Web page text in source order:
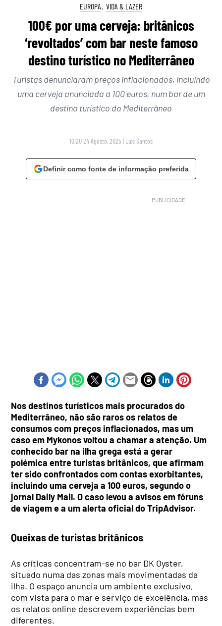
EUROPA , VIDA & LAZER
100€ por uma cerveja: britânicos
‘revoltados’ com bar neste famoso
destino turístico no Mediterrâneo
Turistas denunciaram preços inflacionados, incluindo
uma cerveja anunciada a 100 euros, num bar de um
destino turístico do Mediterrâneo
10:20 24 Agosto, 2025 | Luís Santos
Definir como fonte de informação preferida
Nos destinos turísticos mais procurados do
Mediterrâneo, não são raros os relatos de
consumos com preços inflacionados, mas um
caso em Mykonos voltou a chamar a atenção. Um
conhecido bar na ilha grega está a gerar
polémica entre turistas britânicos, que afirmam
ter sido confrontados com contas exorbitantes,
incluindo uma cerveja a 100 euros, segundo o
jornal Daily Mail. O caso levou a avisos em fóruns
de viagem e a um alerta oficial do TripAdvisor.
Queixas de turistas britânicos
As críticas concentram-se no bar DK Oyster,
situado numa das zonas mais movimentadas da
ilha. O espaço anuncia um ambiente exclusivo,
com vista para o mar e serviço de excelência, mas
os relatos online descrevem experiências bem
diferentes.